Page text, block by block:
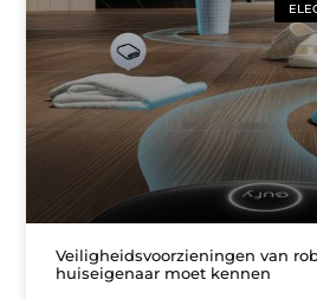
Veiligheidsvoorzieningen van
huiseigenaar moet kennen